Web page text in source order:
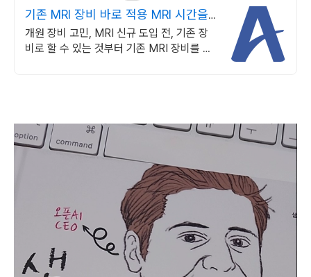
기존 MRI 장비 바로 적용 MRI 시간을
반으로
개원 장비 고민, MRI 신규 도입 전, 기존 장
비로 할 수 있는 것부터 기존 MRI 장비를 교